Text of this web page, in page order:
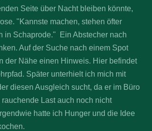
Seite über Nacht bleiben könnte,
"Kannste machen, stehen öfter
in Schaprode." Ein Abstecher nach
Auf der Suche nach einem Spot
der Nähe einen Hinweis. Hier befindet
Später unterhielt ich mich mit
diesen Ausgleich sucht, da er im Büro
Last auch noch nicht
hatte ich Hunger und die Idee